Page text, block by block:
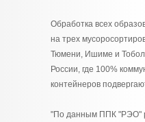
Обработка всех
на трех
Тюмени, Ишиме и
России, где 100%
контейнеров
"По данным ППК "РЭО"